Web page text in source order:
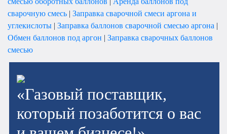
сварочную смесь | Заправка сварочной смеси аргона и
углекислоты | Заправка баллонов сварочной смесью аргона |
Обмен баллонов под аргон | Заправка сварочных баллонов
смесью
«Газовый поставщик,
который позаботится о вас